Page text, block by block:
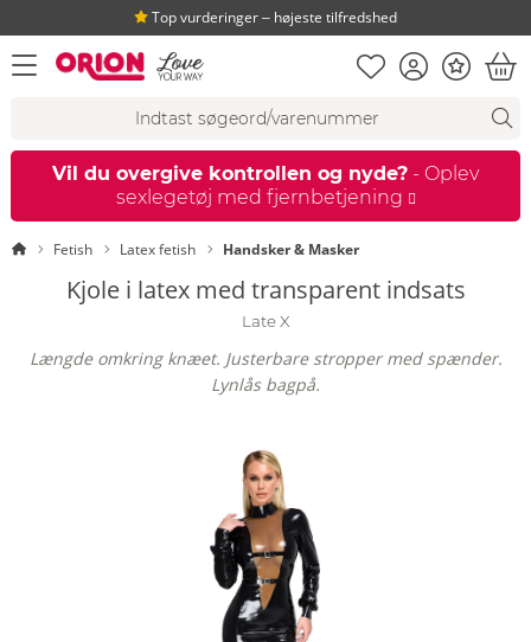
Top vurderinger ‒ højeste tilfredshed
åbn menu Huskeseddel
Kundekonto
Bonus
Vil du overgive kontrollen og nyde? - Oplev
sexlegetøj med fjernbetjening
Startside
Fetish Latex fetish Handsker & Masker
Kjole i latex med transparent indsats
Late X
Længde omkring knæet. Justerbare stropper med spænder.
Lynlås bagpå.